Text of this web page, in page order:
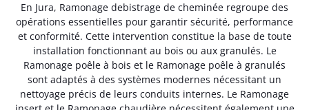
En Jura, Ramonage debistrage de cheminée regroupe des
opérations essentielles pour garantir sécurité, performance
et conformité. Cette intervention constitue la base de toute
installation fonctionnant au bois ou aux granulés. Le
Ramonage poêle à bois et le Ramonage poêle à granulés
sont adaptés à des systèmes modernes nécessitant un
nettoyage précis de leurs conduits internes. Le Ramonage